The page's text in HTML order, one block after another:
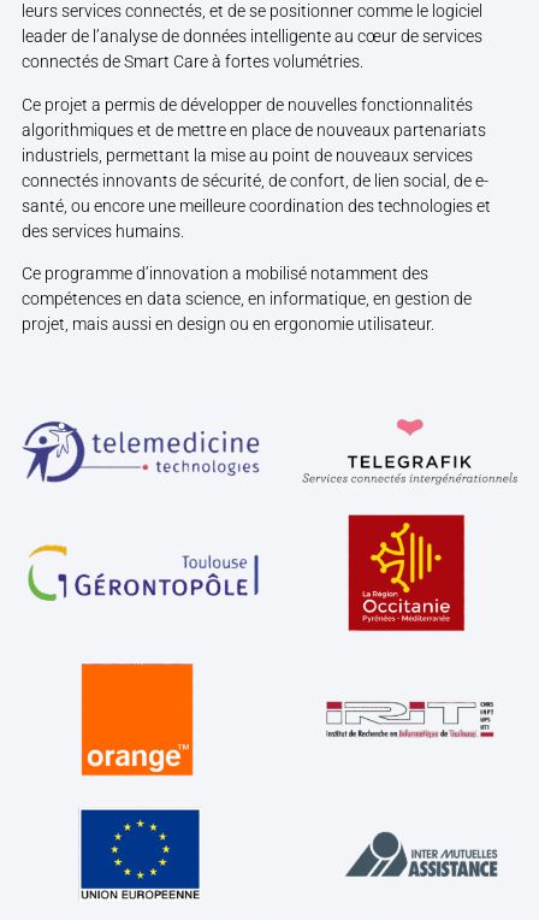
leurs services connectés, et de se positionner comme le logiciel
leader de l’analyse de données intelligente au cœur de services
connectés de Smart Care à fortes volumétries.
Ce projet a permis de développer de nouvelles fonctionnalités
algorithmiques et de mettre en place de nouveaux partenariats
industriels, permettant la mise au point de nouveaux services
connectés innovants de sécurité, de confort, de lien social, de e-
santé, ou encore une meilleure coordination des technologies et
des services humains.
Ce programme d’innovation a mobilisé notamment des
compétences en data science, en informatique, en gestion de
projet, mais aussi en design ou en ergonomie utilisateur.